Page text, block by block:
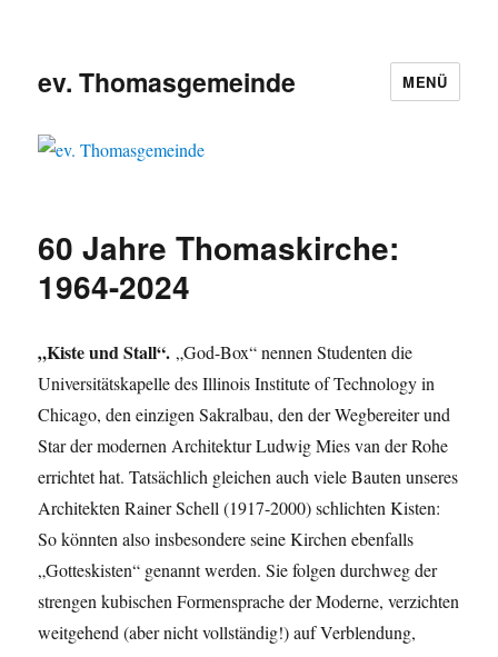
ev. Thomasgemeinde MENÜ
60 Jahre Thomaskirche:
1964-2024
„Kiste und Stall“.„God-Box“ nennen Studenten die
Universitätskapelle des Illinois Institute of Technology in
Chicago, den einzigen Sakralbau, den der Wegbereiter und
Star der modernen Architektur Ludwig Mies van der Rohe
errichtet hat. Tatsächlich gleichen auch viele Bauten unseres
Architekten Rainer Schell (1917-2000) schlichten Kisten:
So könnten also insbesondere seine Kirchen ebenfalls
„Gotteskisten“ genannt werden. Sie folgen durchweg der
strengen kubischen Formensprache der Moderne, verzichten
weitgehend (aber nicht vollständig!) auf Verblendung,